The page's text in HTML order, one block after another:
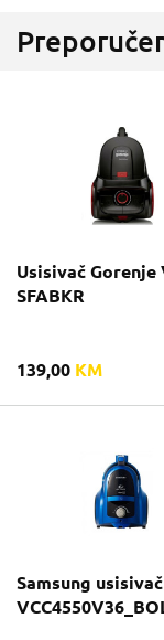
Usisivač Gorenje
SFABKR
139,00 KM
Samsung usisivač